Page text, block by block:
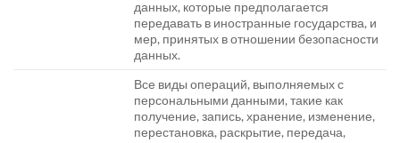
данных, которые предполагается
передавать в иностранные государства, и
мер, принятых в отношении безопасности
данных.
Все виды операций, выполняемых с
персональными данными, такие как
получение, запись, хранение, изменение,
перестановка, раскрытие, передача,